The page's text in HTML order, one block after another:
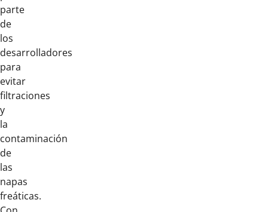
parte
de
los
desarrolladores
para
evitar
filtraciones
y
la
contaminación
de
las
napas
freáticas.